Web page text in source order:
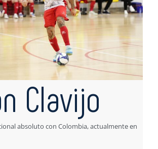
Clavijo
absoluto con Colombia, actualmente en